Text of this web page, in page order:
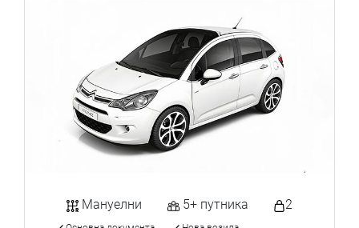
Мануелни 5+ путника 2